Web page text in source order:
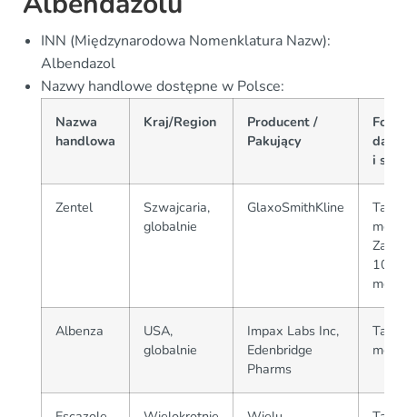
INN (Międzynarodowa Nomenklatura Nazw):
Albendazol
Nazwy handlowe dostępne w Polsce:
Nazwa
handlowa
Kraj/Region
Producent /
Pakujący
i siła
Zentel
Szwajcaria,
globalnie
GlaxoSmithKline
mg,
10
mg)
Albenza
USA,
globalnie
Impax Labs Inc,
Edenbridge
Pharms
mg,